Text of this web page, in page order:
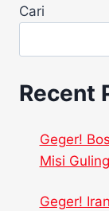
Cari
Recent
Geger!
Misi
Geger!